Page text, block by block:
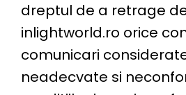
dreptul de a retrage
inlightworld.ro orice
comunicari
neadecvate si